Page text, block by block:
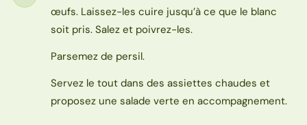
œufs. Laissez-les cuire jusqu’à ce que le blanc
soit pris. Salez et poivrez-les.
Parsemez de persil.
Servez le tout dans des assiettes chaudes et
proposez une salade verte en accompagnement.